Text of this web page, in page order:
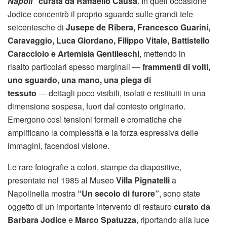
Jodice concentrò il proprio sguardo sulle grandi tele
seicentesche di Jusepe de Ribera, Francesco Guarini,
Caravaggio, Luca Giordano, Filippo Vitale, Battistello
Caracciolo e Artemisia Gentileschi, mettendo in
risalto particolari spesso marginali —frammenti di volti,
uno sguardo, una mano, una piega di
tessuto — dettagli poco visibili, isolati e restituiti in una
dimensione sospesa, fuori dal contesto originario.
Emergono così tensioni formali e cromatiche che
amplificano la complessità e la forza espressiva delle
immagini, facendosi visione.
Le rare fotografie a colori, stampe da diapositive,
presentate nel 1985 al MuseoVilla Pignatellia
Napolinella mostra “Un secolo di furore”, sono state
oggetto di un importante intervento di restaurocurato da
Barbara Jodicee Marco Spatuzza, riportando alla luce